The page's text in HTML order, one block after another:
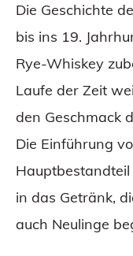
Die Geschichte
bis ins 19.
Rye-Whiskey
Laufe der Zeit
den Geschmack
Die Einführung
in das Getränk,
auch Neulinge